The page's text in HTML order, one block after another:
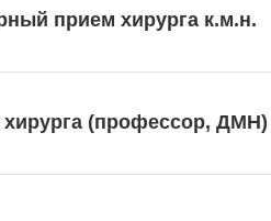
прием хирурга к.м.н.
(профессор, ДМН)